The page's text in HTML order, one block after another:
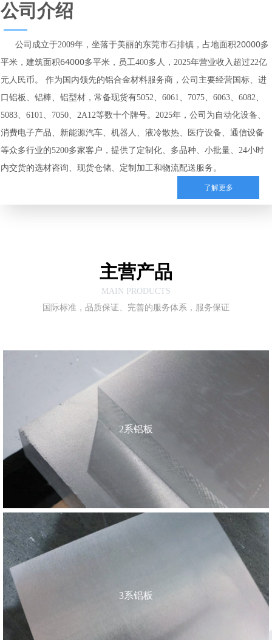
3系铝板
2系铝板
MAIN PRODUCTS
主营产品
国际标准，品质保证、完善的服务体系，服务保证
公司成立于2009年，坐落于美丽的东莞市石排镇， 占地面积20000多
平米，建筑面积64000多平米 ，员工400多人，2025年营业收入超过22亿
元人民币。
作为国内领先的铝合金材料服务商， 公司 主要经营国标、进
口铝板、铝棒、铝型材， 常备现货有5052、6061、7075、6063、6082、
5083、6101、7050、2A12等数十个牌号。 2025年，公司 为自动化设备、
消费电子产品、新能源汽车、 机器人、液冷散热、 医疗设备、通信设备
等众多行业的5200多家客户 ， 提供了 定制化、 多品种、小批量、 24小时
内交货的选材咨询、 现货仓储、 定制 加工和物流配送服务。
公司介绍
了解更多